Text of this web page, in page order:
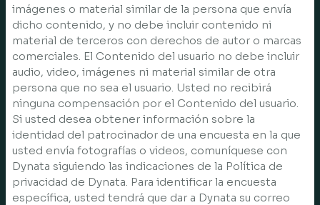
imágenes o material similar de la persona que envía
dicho contenido, y no debe incluir contenido ni
material de terceros con derechos de autor o marcas
comerciales. El Contenido del usuario no debe incluir
audio, video, imágenes ni material similar de otra
persona que no sea el usuario. Usted no recibirá
ninguna compensación por el Contenido del usuario.
Si usted desea obtener información sobre la
identidad del patrocinador de una encuesta en la que
usted envía fotografías o videos, comuníquese con
Dynata siguiendo las indicaciones de la Política de
privacidad de Dynata. Para identificar la encuesta
específica, usted tendrá que dar a Dynata su correo